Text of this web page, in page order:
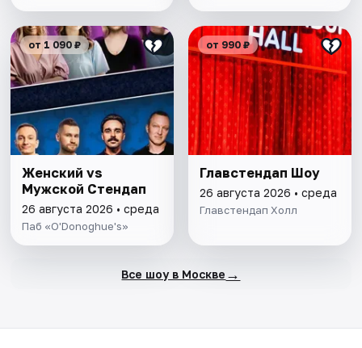
от 1 090 ₽
Женский vs
Мужской Стендап
26 августа 2026 • среда
Паб «O'Donoghue's»
от 990 ₽
Главстендап Шоу
26 августа 2026 • среда
Главстендап Холл
Все шоу в Москве →